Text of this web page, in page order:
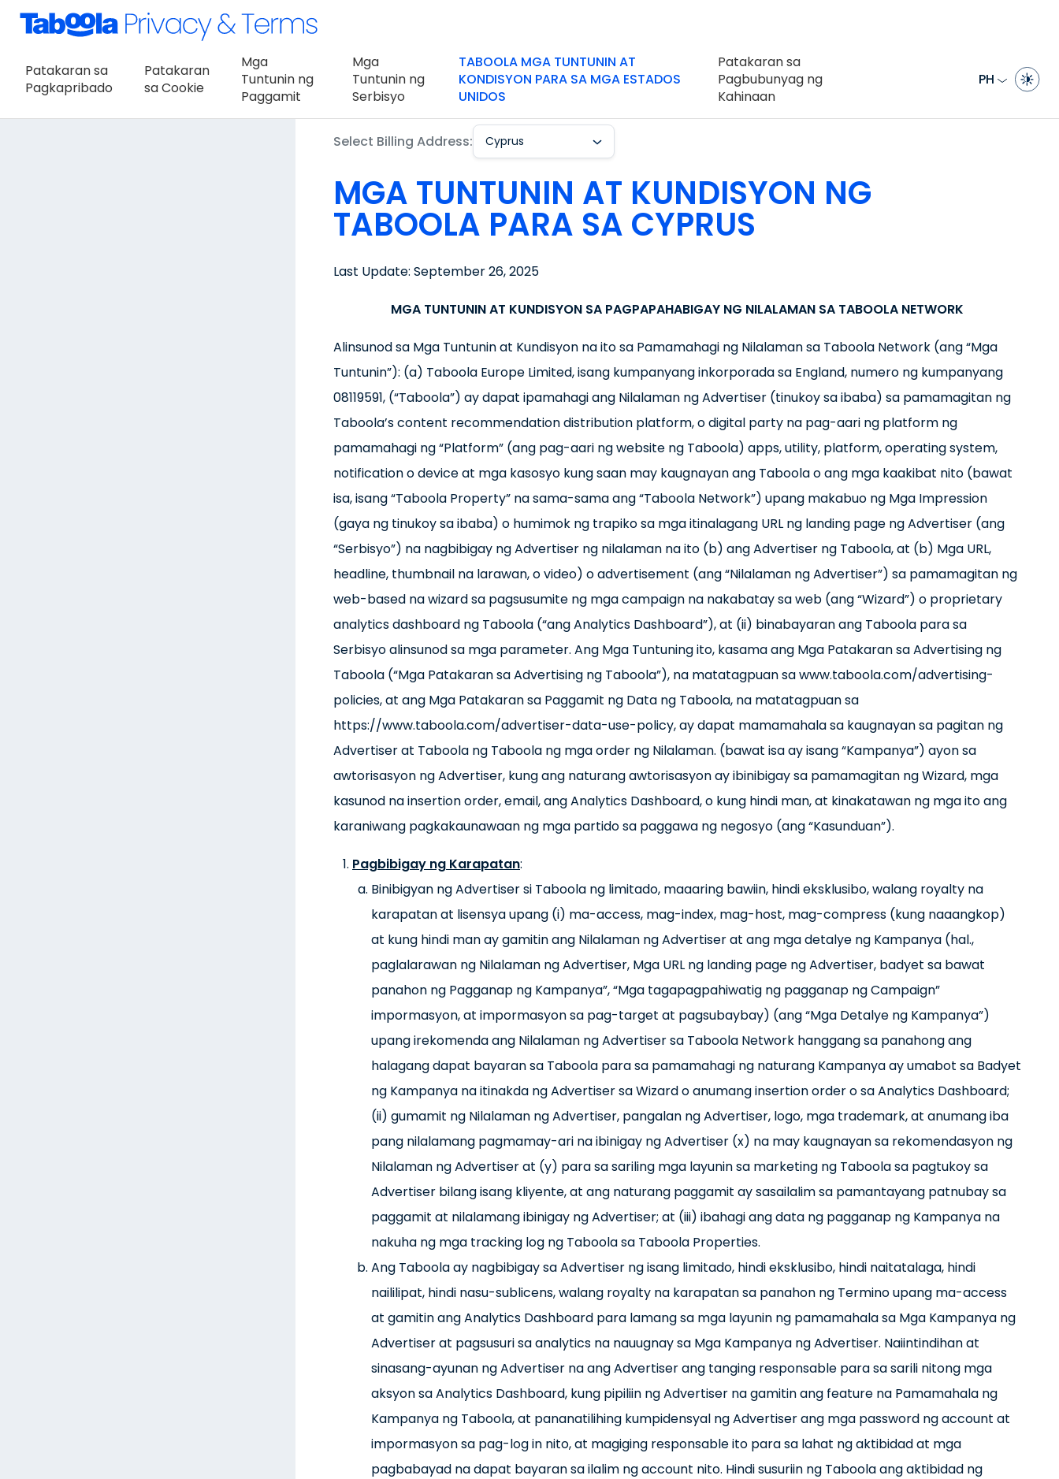
Patakaran sa
Pagkapribado
Patakaran
sa Cookie
Mga
Tuntunin ng
Paggamit
Mga
Tuntunin ng
Serbisyo
TABOOLA MGA TUNTUNIN AT
KONDISYON PARA SA MGA ESTADOS
UNIDOS
Patakaran sa
Pagbubunyag ng
Kahinaan
PH
Select Billing Address: Cyprus
MGA TUNTUNIN AT KUNDISYON NG
TABOOLA PARA SA CYPRUS
Last Update: September 26, 2025
MGA TUNTUNIN AT KUNDISYON SA PAGPAPAHABIGAY NG NILALAMAN SA TABOOLA NETWORK
Alinsunod sa Mga Tuntunin at Kundisyon na ito sa Pamamahagi ng Nilalaman sa Taboola Network (ang “Mga
Tuntunin”): (a) Taboola Europe Limited, isang kumpanyang inkorporada sa England, numero ng kumpanyang
08119591, (“Taboola”) ay dapat ipamahagi ang Nilalaman ng Advertiser (tinukoy sa ibaba) sa pamamagitan ng
Taboola’s content recommendation distribution platform, o digital party na pag-aari ng platform ng
pamamahagi ng “Platform” (ang pag-aari ng website ng Taboola) apps, utility, platform, operating system,
notification o device at mga kasosyo kung saan may kaugnayan ang Taboola o ang mga kaakibat nito (bawat
isa, isang “Taboola Property” na sama-sama ang “Taboola Network”) upang makabuo ng Mga Impression
(gaya ng tinukoy sa ibaba) o humimok ng trapiko sa mga itinalagang URL ng landing page ng Advertiser (ang
“Serbisyo”) na nagbibigay ng Advertiser ng nilalaman na ito (b) ang Advertiser ng Taboola, at (b) Mga URL,
headline, thumbnail na larawan, o video) o advertisement (ang “Nilalaman ng Advertiser”) sa pamamagitan ng
web-based na wizard sa pagsusumite ng mga campaign na nakabatay sa web (ang “Wizard”) o proprietary
analytics dashboard ng Taboola (“ang Analytics Dashboard”), at (ii) binabayaran ang Taboola para sa
Serbisyo alinsunod sa mga parameter. Ang Mga Tuntuning ito, kasama ang Mga Patakaran sa Advertising ng
Taboola (“Mga Patakaran sa Advertising ng Taboola”), na matatagpuan sa www.taboola.com/advertising-
policies, at ang Mga Patakaran sa Paggamit ng Data ng Taboola, na matatagpuan sa
https://www.taboola.com/advertiser-data-use-policy, ay dapat mamamahala sa kaugnayan sa pagitan ng
Advertiser at Taboola ng Taboola ng mga order ng Nilalaman. (bawat isa ay isang “Kampanya”) ayon sa
awtorisasyon ng Advertiser, kung ang naturang awtorisasyon ay ibinibigay sa pamamagitan ng Wizard, mga
kasunod na insertion order, email, ang Analytics Dashboard, o kung hindi man, at kinakatawan ng mga ito ang
karaniwang pagkakaunawaan ng mga partido sa paggawa ng negosyo (ang “Kasunduan”).
Pagbibigay ng Karapatan:
Binibigyan ng Advertiser si Taboola ng limitado, maaaring bawiin, hindi eksklusibo, walang royalty na
karapatan at lisensya upang (i) ma-access, mag-index, mag-host, mag-compress (kung naaangkop)
at kung hindi man ay gamitin ang Nilalaman ng Advertiser at ang mga detalye ng Kampanya (hal.,
paglalarawan ng Nilalaman ng Advertiser, Mga URL ng landing page ng Advertiser, badyet sa bawat
panahon ng Pagganap ng Kampanya”, “Mga tagapagpahiwatig ng pagganap ng Campaign”
impormasyon, at impormasyon sa pag-target at pagsubaybay) (ang “Mga Detalye ng Kampanya”)
upang irekomenda ang Nilalaman ng Advertiser sa Taboola Network hanggang sa panahong ang
halagang dapat bayaran sa Taboola para sa pamamahagi ng naturang Kampanya ay umabot sa Badyet
ng Kampanya na itinakda ng Advertiser sa Wizard o anumang insertion order o sa Analytics Dashboard;
(ii) gumamit ng Nilalaman ng Advertiser, pangalan ng Advertiser, logo, mga trademark, at anumang iba
pang nilalamang pagmamay-ari na ibinigay ng Advertiser (x) na may kaugnayan sa rekomendasyon ng
Nilalaman ng Advertiser at (y) para sa sariling mga layunin sa marketing ng Taboola sa pagtukoy sa
Advertiser bilang isang kliyente, at ang naturang paggamit ay sasailalim sa pamantayang patnubay sa
paggamit at nilalamang ibinigay ng Advertiser; at (iii) ibahagi ang data ng pagganap ng Kampanya na
nakuha ng mga tracking log ng Taboola sa Taboola Properties.
Ang Taboola ay nagbibigay sa Advertiser ng isang limitado, hindi eksklusibo, hindi naitatalaga, hindi
naililipat, hindi nasu-sublicens, walang royalty na karapatan sa panahon ng Termino upang ma-access
at gamitin ang Analytics Dashboard para lamang sa mga layunin ng pamamahala sa Mga Kampanya ng
Advertiser at pagsusuri sa analytics na nauugnay sa Mga Kampanya ng Advertiser. Naiintindihan at
sinasang-ayunan ng Advertiser na ang Advertiser ang tanging responsable para sa sarili nitong mga
aksyon sa Analytics Dashboard, kung pipiliin ng Advertiser na gamitin ang feature na Pamamahala ng
Kampanya ng Taboola, at pananatilihing kumpidensyal ng Advertiser ang mga password ng account at
impormasyon sa pag-log in nito, at magiging responsable ito para sa lahat ng aktibidad at mga
pagbabayad na dapat bayaran sa ilalim ng account nito. Hindi susuriin ng Taboola ang aktibidad ng